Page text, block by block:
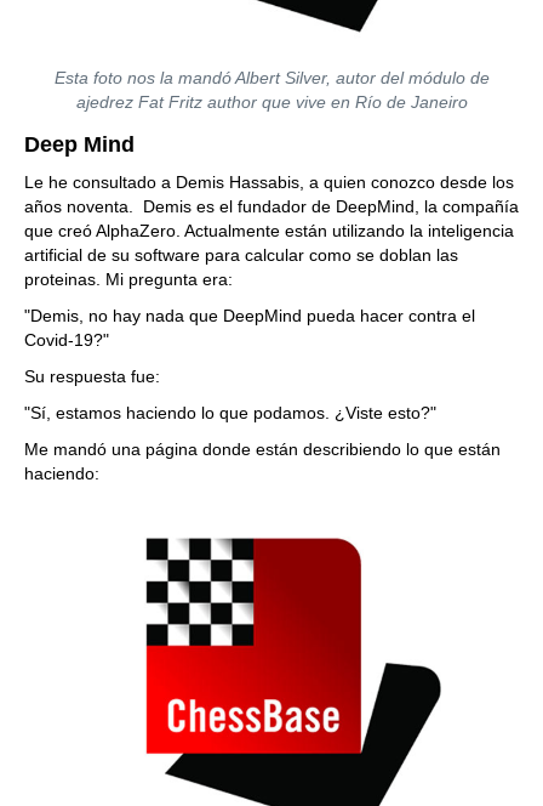
Esta foto nos la mandó Albert Silver, autor del módulo de
ajedrez Fat Fritz author que vive en Río de Janeiro
Deep Mind
Le he consultado a Demis Hassabis, a quien conozco desde los
años noventa. Demis es el fundador de DeepMind, la compañía
que creó AlphaZero. Actualmente están utilizando la inteligencia
artificial de su software para calcular como se doblan las
proteinas. Mi pregunta era:
"Demis, no hay nada que DeepMind pueda hacer contra el
Covid-19?"
Su respuesta fue:
"Sí, estamos haciendo lo que podamos. ¿Viste esto?"
Me mandó una página donde están describiendo lo que están
haciendo: